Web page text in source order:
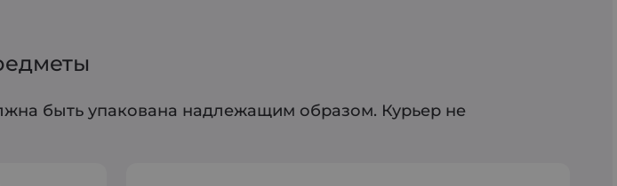
быть упакована надлежащим образом. Курьер не